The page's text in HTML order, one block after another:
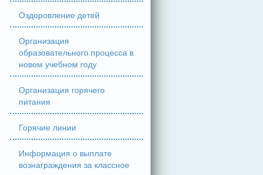
Оздоровление детей
Организация
образовательного процесса в
новом учебном году
Организация горячего
питания
Горячие линии
Информация о выплате
вознаграждения за классное